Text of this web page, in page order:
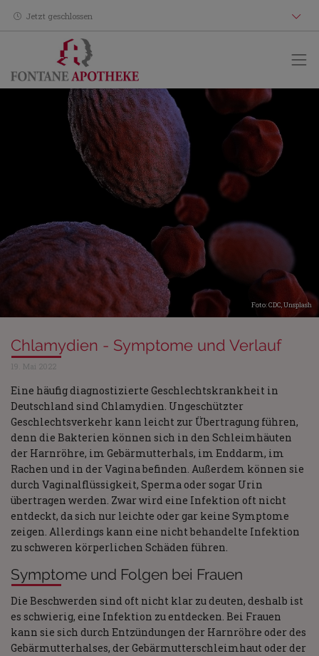
Jetzt geschlossen
Foto:CDC,Unsplash
Chlamydien - Symptome und Verlauf
19. Mai 2022
Eine häufig diagnostizierte Geschlechtskrankheit in
Deutschland sind Chlamydien. Ungeschützter
Geschlechtsverkehr kann leicht zur Übertragung führen,
denn die Bakterien können sich in den Schleimhäuten
der Harnröhre, im Gebärmutterhals, im Enddarm, im
Rachen und in der Vagina befinden. Außerdem können sie
durch Vaginalflüssigkeit, Sperma oder sogar Urin
übertragen werden. Zwar wird eine Infektion oft nicht
entdeckt, da sich nur leichte oder gar keine Symptome
zeigen. Allerdings kann eine nicht behandelte Infektion
zu schweren körperlichen Schäden führen.
Symptome und Folgen bei Frauen
Die Beschwerden sind oft nicht klar zu deuten, deshalb ist
es schwierig, eine Infektion zu entdecken. Bei Frauen
kann sie sich durch Entzündungen der Harnröhre oder des
Gebärmutterhalses, der Gebärmutterschleimhaut oder der